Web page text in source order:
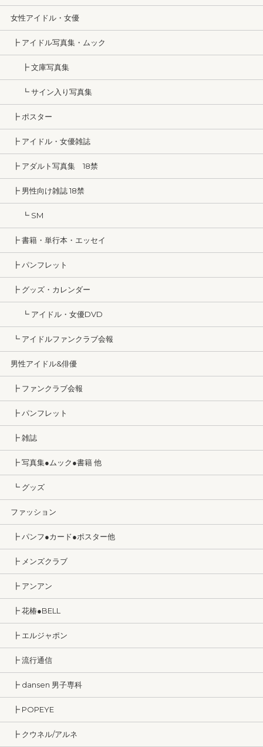
女性アイドル・女優
┣ アイドル写真集・ムック
┣ 文庫写真集
┗ サイン入り写真集
┣ ポスター
┣ アイドル・女優雑誌
┣ アダルト写真集 18禁
┣ 男性向け雑誌 18禁
┗ SM
┣ 書籍・単行本・エッセイ
┣ パンフレット
┣ グッズ・カレンダー
┗ アイドル・女優DVD
┗ アイドルファンクラブ会報
男性アイドル&俳優
┣ ファンクラブ会報
┣ パンフレット
┣ 雑誌
┣ 写真集●ムック●書籍 他
┗ グッズ
ファッション
┣ パンフ●カード●ポスター他
┣ メンズクラブ
┣ アンアン
┣ 花椿●BELL
┣ エルジャポン
┣ 流行通信
┣ dansen 男子専科
┣ POPEYE
┣ クウネル/アルネ